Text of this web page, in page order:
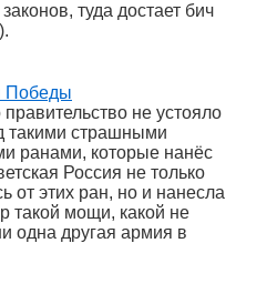
туда достает бич
Победы
не устояло
такими страшными
ранами, которые нанёс
Россия не только
от этих ран, но и нанесла
такой мощи, какой не
одна другая армия в